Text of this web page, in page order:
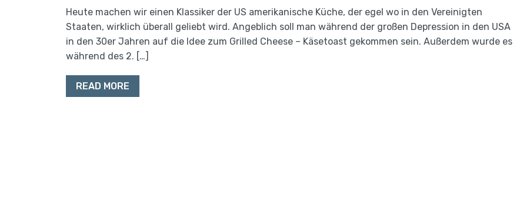
Heute machen wir einen Klassiker der US amerikanische Küche, der egel wo in den Vereinigten
Staaten, wirklich überall geliebt wird. Angeblich soll man während der großen Depression in den USA
in den 30er Jahren auf die Idee zum Grilled Cheese – Käsetoast gekommen sein. Außerdem wurde es
während des 2. […]
READ MORE